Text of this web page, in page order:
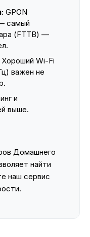
GPON
самый
(FTTB) —
Хороший Wi-Fi
важен не
и
выше.
Домашнего
найти
наш сервис